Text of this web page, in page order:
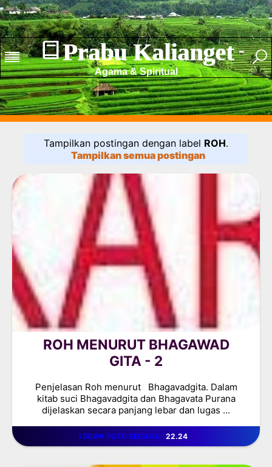
Prabu Kalianget
Agama & Spiritual
Tampilkan postingan dengan label ROH.
Tampilkan semua postingan
ROH MENURUT BHAGAWAD
GITA - 2
Penjelasan Roh menurut Bhagavadgita. Dalam
kitab suci Bhagavadgita dan Bhagavata Purana
dijelaskan secara panjang lebar dan lugas ...
I DEWA PUTU SEDANA 22.24